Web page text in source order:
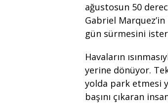
ağustosun 50
Gabriel Marquez’in
gün sürmesini
Havaların
yerine dönüyor.
yolda park etmesi
başını çıkaran